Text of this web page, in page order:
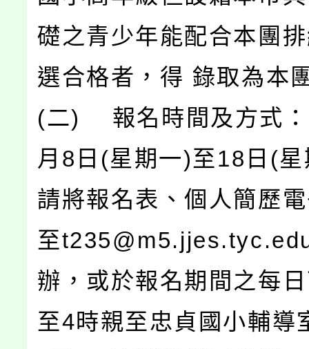
礎之青少年能配合本團
選合格者，得 錄取為本
(二) 報名時間及方式
月8日(星期一)至18日(
請將報名表、個人簡歷
至
辦，或於報名期間之每
至4時親至忠貞國小輔導